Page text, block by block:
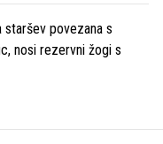
povezana s
nosi rezervni žogi s